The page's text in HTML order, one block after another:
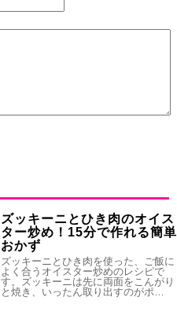
ズッキーニとひき肉のオイス
ター炒め！15分で作れる簡単
おかず
ズッキーニとひき肉を使った、ご飯に
よく合うオイスター炒めのレシピで
す。ズッキーニは先に両面をこんがり
と焼き、いったん取り出すのがポ…